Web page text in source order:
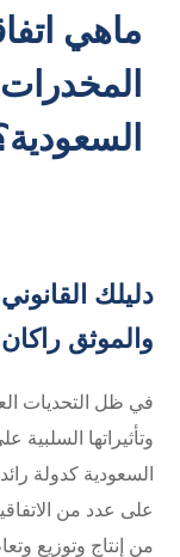
ماهي
دليلك
والموثق
في ظل التحديات
وتأثيراتها السلبية
السعودية كدولة
على عدد من
من إنتاج وتوزيع